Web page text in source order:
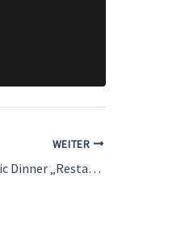
WEITER
13. März 2026 – Magic Dinner „Restaurant Riegler“ Bruck Mur